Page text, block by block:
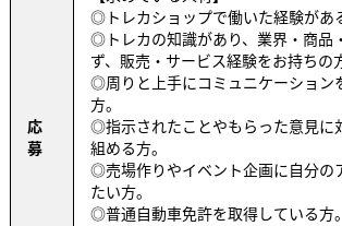
応
募
◎トレカショップで働いた経験があ
◎トレカの知識があり、業界・商品
ず、販売・サービス経験をお持ちの
◎周りと上手にコミュニケーション
方。
◎指示されたことやもらった意見に
組める方。
◎売場作りやイベント企画に自分の
たい方。
◎普通自動車免許を取得している方。